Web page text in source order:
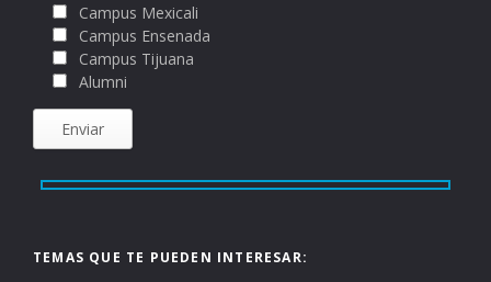
Campus Mexicali
Campus Ensenada
Campus Tijuana
Alumni
TEMAS QUE TE PUEDEN INTERESAR: